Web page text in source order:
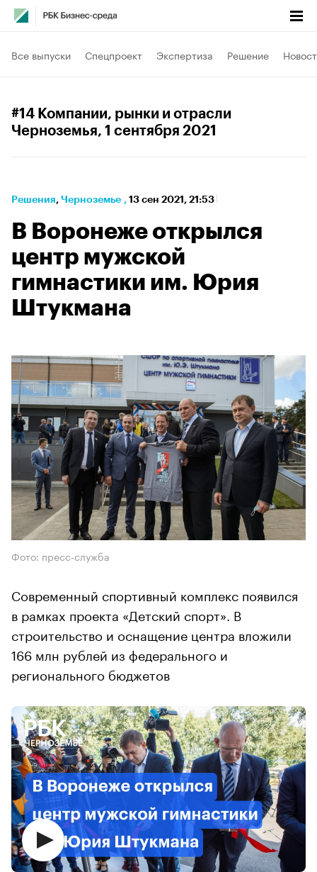
Все выпуски Спецпроект Экспертиза Решение
#14 Компании, рынки и отрасли
Черноземья, 1 сентября 2021
Решения⁠, Черноземье , 13 сен 2021, 21:53
В Воронеже открылся
центр мужской
гимнастики им. Юрия
Штукмана
Фото: пресс-служба
Современный спортивный комплекс появился
в рамках проекта «Детский спорт». В
строительство и оснащение центра вложили
166 млн рублей из федерального и
регионального бюджетов